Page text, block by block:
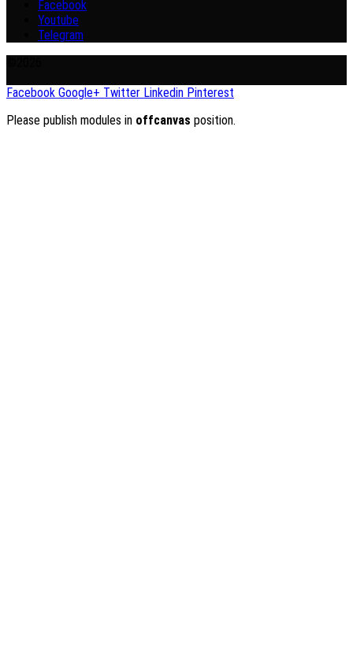
Facebook
Youtube
Telegram
Facebook Google+ Twitter Linkedin Pinterest
Please publish modules in offcanvas position.